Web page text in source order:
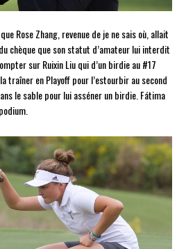
Rose Zhang, revenue de je ne sais où, allait
chèque que son statut d’amateur lui interdit
sur Ruixin Liu qui d’un birdie au #17
traîner en Playoff pour l’estourbir au second
le sable pour lui asséner un birdie. Fátima